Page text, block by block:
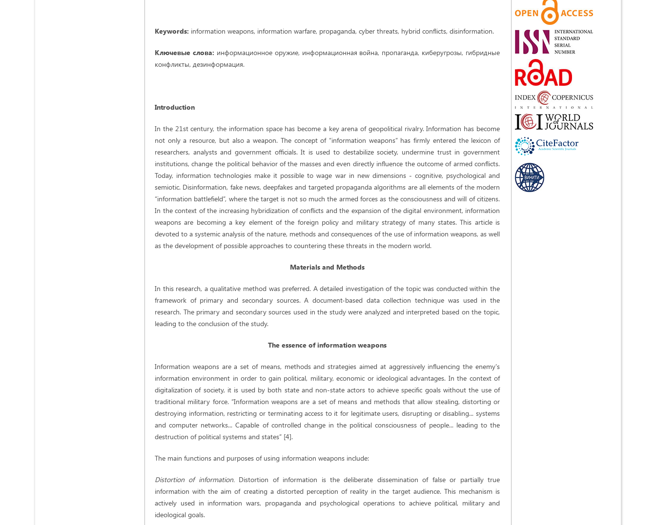
Keywords: information weapons, information warfare, propaganda, cyber threats, hybrid conflicts, disinformation.
Ключевые слова: информационное оружие, информационная война, пропаганда, киберугрозы, гибридные
конфликты, дезинформация.
Introduction
In the 21st century, the information space has become a key arena of geopolitical rivalry. Information has become
not only a resource, but also a weapon. The concept of “information weapons” has firmly entered the lexicon of
researchers, analysts and government officials. It is used to destabilize society, undermine trust in government
institutions, change the political behavior of the masses and even directly influence the outcome of armed conflicts.
Today, information technologies make it possible to wage war in new dimensions - cognitive, psychological and
semiotic. Disinformation, fake news, deepfakes and targeted propaganda algorithms are all elements of the modern
“information battlefield”, where the target is not so much the armed forces as the consciousness and will of citizens.
In the context of the increasing hybridization of conflicts and the expansion of the digital environment, information
weapons are becoming a key element of the foreign policy and military strategy of many states. This article is
devoted to a systemic analysis of the nature, methods and consequences of the use of information weapons, as well
as the development of possible approaches to countering these threats in the modern world.
Materials and Methods
In this research, a qualitative method was preferred. A detailed investigation of the topic was conducted within the
framework of primary and secondary sources. A document-based data collection technique was used in the
research. The primary and secondary sources used in the study were analyzed and interpreted based on the topic,
leading to the conclusion of the study.
The essence of information weapons
Information weapons are a set of means, methods and strategies aimed at aggressively influencing the enemy's
information environment in order to gain political, military, economic or ideological advantages. In the context of
digitalization of society, it is used by both state and non-state actors to achieve specific goals without the use of
traditional military force. “Information weapons are a set of means and methods that allow stealing, distorting or
destroying information, restricting or terminating access to it for legitimate users, disrupting or disabling... systems
and computer networks... Capable of controlled change in the political consciousness of people... leading to the
destruction of political systems and states” [4].
The main functions and purposes of using information weapons include:
Distortion of information. Distortion of information is the deliberate dissemination of false or partially true
information with the aim of creating a distorted perception of reality in the target audience. This mechanism is
actively used in information wars, propaganda and psychological operations to achieve political, military and
ideological goals.